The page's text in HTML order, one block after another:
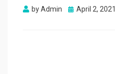
byAdmin
Posted
April 2, 2021